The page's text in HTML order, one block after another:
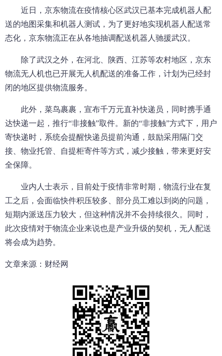
近日，京东物流在疫情核心区武汉已基本完成机器人配
送的地图采集和机器人测试，为了更好地实现机器人配送常
态化，京东物流正在从各地抽调配送机器人驰援武汉。
除了武汉之外，在河北、陕西、江苏等农村地区，京东
物流无人机也已开展无人机配送的准备工作，计划为已经封
闭的地区提供物流服务。
此外，菜鸟裹裹，宣布千万元直补快递员，同时携手通
达快递一起，推行“非接触”取件。新的“非接触”方式下，用户
寄快递时，系统会提醒快递员提前沟通，鼓励采用隔门交
接、物业托管、自提柜寄件等方式，减少接触，带来更好安
全保障。
业内人士表示，目前处于疫情非常时期，物流行业在复
工之后，会面临快件积压较多、部分员工难以到岗的问题，
短期内派送压力较大，但这种情况并不会持续很久。同时，
此次疫情对于物流企业来说也是产业升级的契机，无人配送
将会成为趋势。
文章来源：财经网